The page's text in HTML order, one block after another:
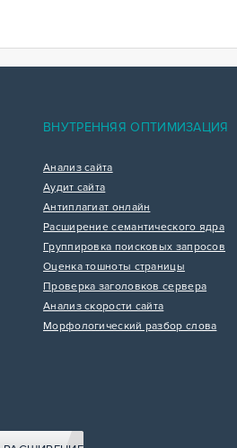
ВНУТРЕННЯЯ ОПТИМИЗАЦИЯ
Анализ сайта
Аудит сайта
Антиплагиат онлайн
Расширение семантического ядра
Группировка поисковых запросов
Оценка тошноты страницы
Проверка заголовков сервера
Анализ скорости сайта
Морфологический разбор слова